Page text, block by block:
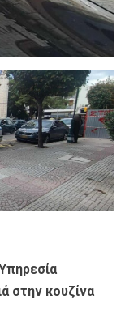
στην κουζίνα